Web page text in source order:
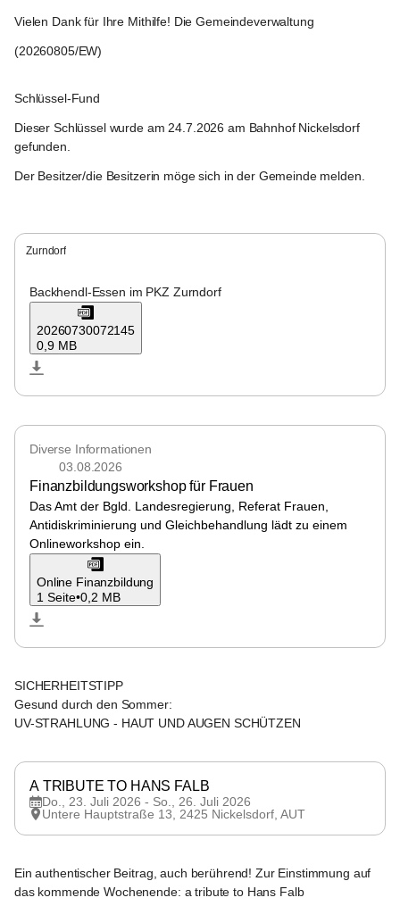
Vielen Dank für Ihre Mithilfe! Die Gemeindeverwaltung
(20260805/EW)
Schlüssel-Fund
Dieser Schlüssel wurde am 24.7.2026 am Bahnhof Nickelsdorf
gefunden.
Der Besitzer/die Besitzerin möge sich in der Gemeinde melden.
Zurndorf
Backhendl-Essen im PKZ Zurndorf
20260730072145
0,9 MB
Diverse Informationen
03.08.2026
Finanzbildungsworkshop für Frauen
Das Amt der Bgld. Landesregierung, Referat Frauen,
Antidiskriminierung und Gleichbehandlung lädt zu einem
Onlineworkshop ein.
Online Finanzbildung
1 Seite•0,2 MB
SICHERHEITSTIPP
Gesund durch den Sommer:
UV-STRAHLUNG - HAUT UND AUGEN SCHÜTZEN
A TRIBUTE TO HANS FALB
Do., 23. Juli 2026 - So., 26. Juli 2026
Untere Hauptstraße 13, 2425 Nickelsdorf, AUT
Ein authentischer Beitrag, auch berührend! Zur Einstimmung auf
das kommende Wochenende: a tribute to Hans Falb